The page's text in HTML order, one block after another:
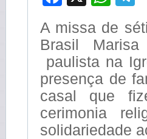
A missa de
Brasil
paulista na
presença de
casal que
cerimonia
solidariedade